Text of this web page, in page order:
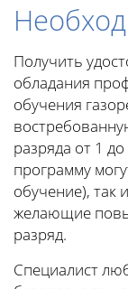
Получить
обладания
обучения
разряда от 1
программу
обучение), так
желающие
разряд.
Специалист